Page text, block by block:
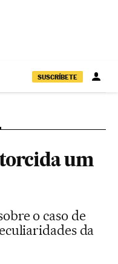
SUSCRÍBETE
um
o caso de
da